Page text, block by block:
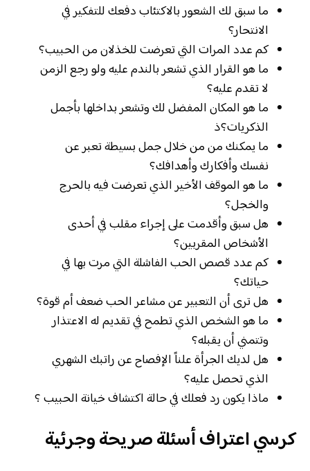
ما سبق لك الشعور بالاكتئاب دفعك للتفكير في
الانتحار؟
كم عدد المرات التي تعرضت للخذلان من الحبيب؟
ما هو القرار الذي تشعر بالندم عليه ولو رجع الزمن
لا تقدم عليه؟
ما هو المكان المفضل لك وتشعر بداخلها بأجمل
الذكريات؟ذ
ما يمكنك من من خلال جمل بسيطة تعبر عن
نفسك وأفكارك وأهدافك؟
ما هو الموقف الأخير الذي تعرضت فيه بالحرج
والخجل؟
هل سبق وأقدمت على إجراء مقلب في أحدى
الأشخاص المقربين؟
كم عدد قصص الحب الفاشلة التي مرت بها في
حياتك؟
هل ترى أن التعبير عن مشاعر الحب ضعف أم قوة؟
ما هو الشخص الذي تطمح في تقديم له الاعتذار
وتتمني أن يقبله؟
هل لديك الجرأة علناً الإفصاح عن راتبك الشهري
الذي تحصل عليه؟
ماذا يكون رد فعلك في حالة اكتشاف خيانة الحبيب ؟
كرسي اعتراف أسئلة صريحة وجرئية